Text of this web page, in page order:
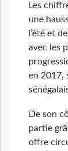
Les
une
l’été et
avec les
en 2017,
De son
partie
offre